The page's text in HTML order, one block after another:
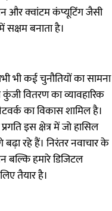
और क्वांटम कंप्यूटिंग जैसी
सक्षम बनाता है।
भी कई चुनौतियों का सामना
वितरण का व्यावहारिक
का विकास शामिल है।
इस क्षेत्र में जो हासिल
रहे हैं। निरंतर नवाचार के
बल्कि हमारे डिजिटल
तैयार है।